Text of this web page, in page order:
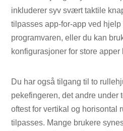
inkluderer syv svært taktile
tilpasses app-for-app ved
programvaren, eller du kan
konfigurasjoner for store apper
Du har også tilgang til to
pekefingeren, det andre under
oftest for vertikal og horisontal
tilpasses. Mange brukere